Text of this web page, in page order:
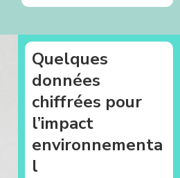
Quelques
données
chiffrées pour
l’impact
environnementa
l